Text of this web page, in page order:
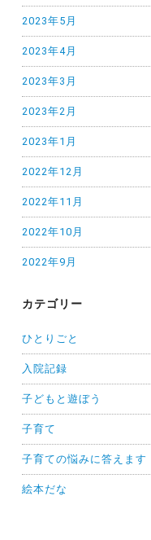
2023年5月
2023年4月
2023年3月
2023年2月
2023年1月
2022年12月
2022年11月
2022年10月
2022年9月
カテゴリー
ひとりごと
入院記録
子どもと遊ぼう
子育て
子育ての悩みに答えます
絵本だな